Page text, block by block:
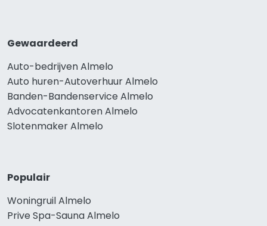
Gewaardeerd
Auto-bedrijven Almelo
Auto huren-Autoverhuur Almelo
Banden-Bandenservice Almelo
Advocatenkantoren Almelo
Slotenmaker Almelo
Populair
Woningruil Almelo
Prive Spa-Sauna Almelo